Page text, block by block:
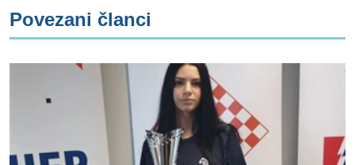
Povezani članci